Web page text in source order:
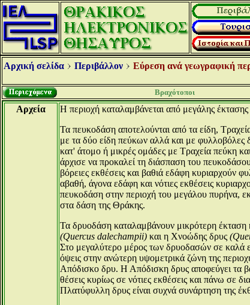
Αρχική σελίδα Περιβάλλον Εύρεση ανά γεωγραφική
Βραχότοποι
Αρχεία
Η περιοχή καταλαμβάνεται από μεγάλης
Τα πευκοδάση αποτελούνται από τα είδη,
με τα δύο είδη πεύκων αλλά και με φυλλοβόλες
κατ' άτομο ή μικρές ομάδες με Τραχεία πεύκη
άρχισε να προκαλεί τη διάσπαση του
βόρειες εκθέσεις και βαθιά εδάφη κυριαρχούν
αβαθή, άγονα εδάφη και νότιες εκθέσεις
πευκοδάση στην περιοχή του μεγάλου πυρήνα,
στα δάση της Θράκης.
Τα δρυοδάση καταλαμβάνουν μικρότερη
(Quercus dalechampii) και η Χνοώδης δρυς
Στο μεγαλύτερο μέρος των δρυοδασών σε καλά
όψεις στην ανώτερη υψομετρικά ζώνη της
Απόδισκο δρυ. Η Απόδισκη δρυς αποφεύγει τα
θέσεις κυρίως σε νότιες εκθέσεις και πάνω
Πλατύφυλλη δρυς είναι συχνά συνάρτηση της